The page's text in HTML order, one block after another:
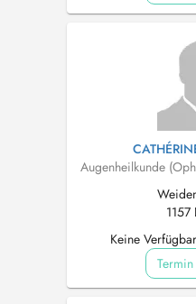
Augenheilkunde
1157
Keine